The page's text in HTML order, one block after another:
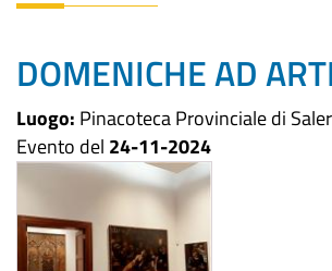
DOMENICHE AD
Luogo: Pinacoteca Provinciale di
Evento del 24-11-2024